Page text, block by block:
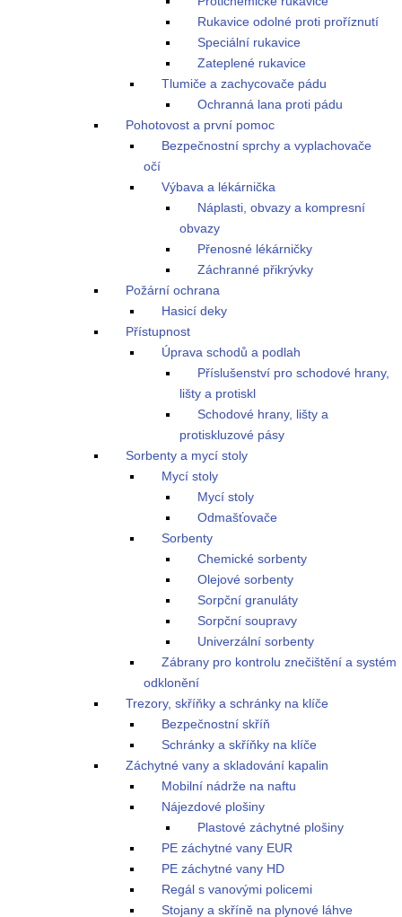
Rukavice odolné proti proříznutí
Speciální rukavice
Zateplené rukavice
Tlumiče a zachycovače pádu
Ochranná lana proti pádu
Pohotovost a první pomoc
Bezpečnostní sprchy a vyplachovače
očí
Výbava a lékárnička
Náplasti, obvazy a kompresní
obvazy
Přenosné lékárničky
Záchranné přikrývky
Požární ochrana
Hasicí deky
Přístupnost
Úprava schodů a podlah
Příslušenství pro schodové hrany,
lišty a protiskl
Schodové hrany, lišty a
protiskluzové pásy
Sorbenty a mycí stoly
Mycí stoly
Mycí stoly
Odmašťovače
Sorbenty
Chemické sorbenty
Olejové sorbenty
Sorpční granuláty
Sorpční soupravy
Univerzální sorbenty
Zábrany pro kontrolu znečištění a systém
odklonění
Trezory, skříňky a schránky na klíče
Bezpečnostní skříň
Schránky a skříňky na klíče
Záchytné vany a skladování kapalin
Mobilní nádrže na naftu
Nájezdové plošiny
Plastové záchytné plošiny
PE záchytné vany EUR
PE záchytné vany HD
Regál s vanovými policemi
Stojany a skříně na plynové láhve